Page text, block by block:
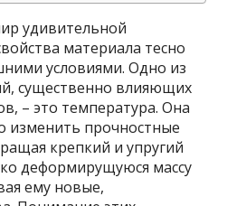
удивительной
материала тесно
условиями. Одно из
существенно влияющих
– это температура. Она
изменить прочностные
крепкий и упругий
деформирущуюся массу
ему новые,